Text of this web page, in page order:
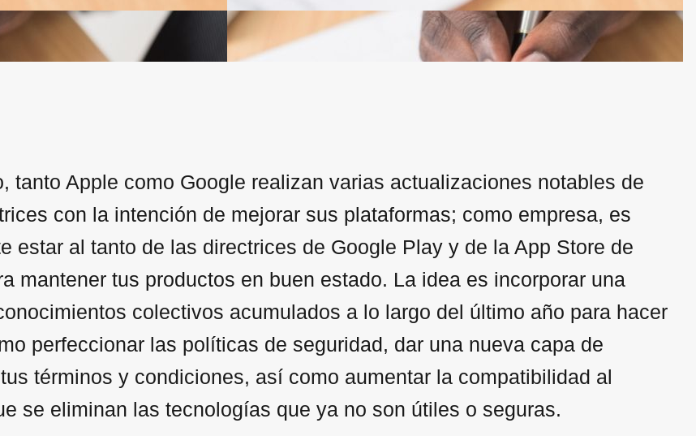
tanto Apple como Google realizan varias actualizaciones notables de
con la intención de mejorar sus plataformas; como empresa, es
estar al tanto de las directrices de Google Play y de la App Store de
mantener tus productos en buen estado. La idea es incorporar una
colectivos acumulados a lo largo del último año para hacer
perfeccionar las políticas de seguridad, dar una nueva capa de
términos y condiciones, así como aumentar la compatibilidad al
se eliminan las tecnologías que ya no son útiles o seguras.